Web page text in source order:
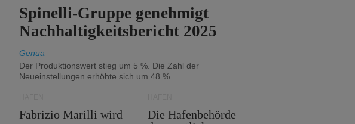
Spinelli-Gruppe genehmigt
Nachhaltigkeitsbericht 2025
Genua
Der Produktionswert stieg um 5 %. Die Zahl der
Neueinstellungen erhöhte sich um 48 %.
Fabrizio Marilli wird
Die Hafenbehörde